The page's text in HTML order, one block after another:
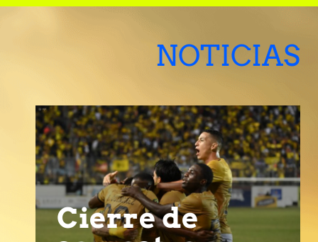
NOTICIAS
Cierre de